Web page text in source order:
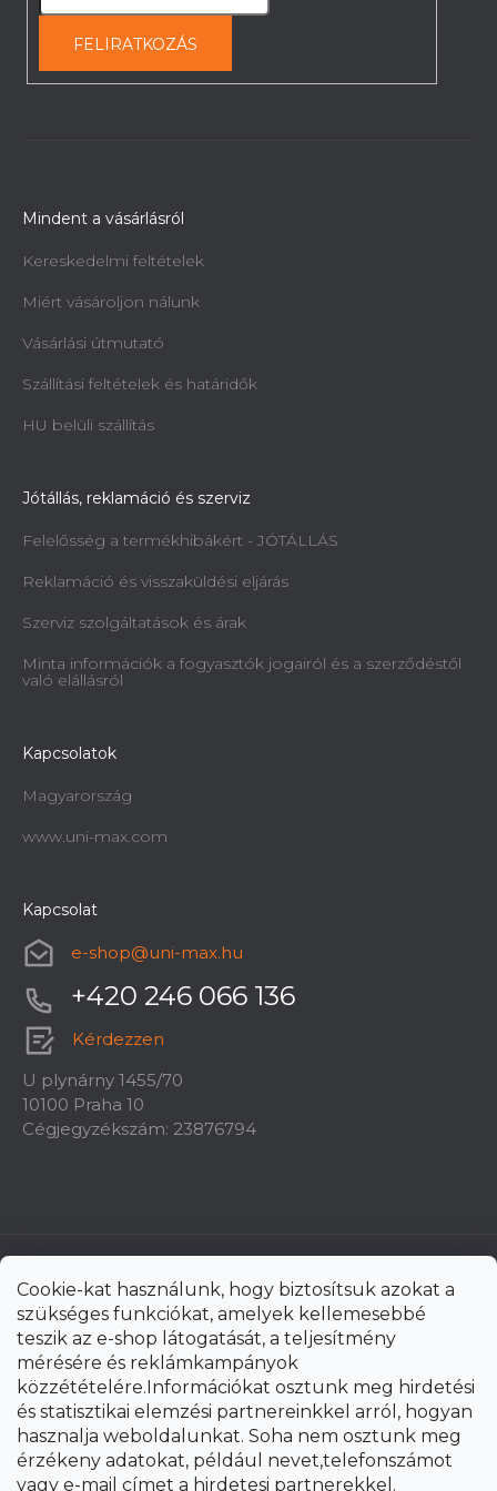
Cookie-kat használunk, hogy biztosítsuk azokat a
szükséges funkciókat, amelyek kellemesebbé
teszik az e-shop látogatását, a teljesítmény
mérésére és reklámkampányok
közzétételére.Információkat osztunk meg hirdetési
és statisztikai elemzési partnereinkkel arról, hogyan
hasznalja weboldalunkat. Soha nem osztunk meg
érzékeny adatokat, például nevet,telefonszámot
vagy e-mail címet a hirdetesi partnerekkel.
FELIRATKOZÁS
Mindent a vásárlásról
Kereskedelmi feltételek
Miért vásároljon nálunk
Vásárlási útmutató
Szállítási feltételek és határidők
HU belüli szállítás
Jótállás, reklamáció és szerviz
Felelősség a termékhibákért - JÓTÁLLÁS
Reklamáció és visszaküldési eljárás
Szerviz szolgáltatások és árak
Minta információk a fogyasztók jogairól és a szerződéstől
való elállásról
Kapcsolatok
Magyarország
www.uni-max.com
Kapcsolat
e-shop@uni-max.hu
+420 246 066 136
Kérdezzen
U plynárny 1455/70
10100 Praha 10
Cégjegyzékszám: 23876794